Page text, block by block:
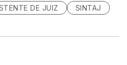
DE JUIZ
SINTAJ